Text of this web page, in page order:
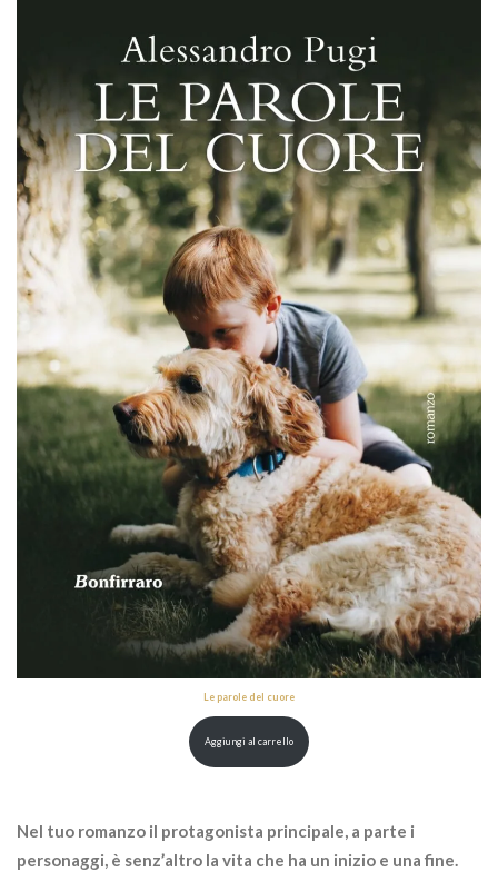
Le parole del cuore
Aggiungi al carrello
Nel tuo romanzo il protagonista principale, a parte i
personaggi, è senz’altro la vita che ha un inizio e una fine.